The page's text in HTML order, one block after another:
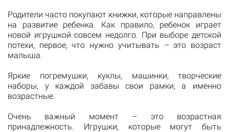
Родители часто покупают книжки, которые направлены
на развитие ребенка. Как правило, ребенок играет
новой игрушкой совсем недолго. При выборе детской
потехи, первое, что нужно учитывать – это возраст
малыша.
Яркие погремушки, куклы, машинки, творческие
наборы, у каждой забавы свои рамки, а именно
возрастные.
Очень важный момент – это возрастная
принадлежность. Игрушки, которые могут быть